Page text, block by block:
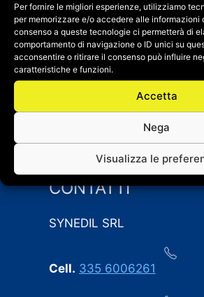
Per fornire le migliori esperienze, utilizziamo
per memorizzare e/o accedere alle informazioni
consenso a queste tecnologie ci permetterà di
comportamento di navigazione o ID unici su
acconsentire o ritirare il consenso può influire
caratteristiche e funzioni.
Accetta
Nega
Visualizza le
web
Salva il mio nome, email e
browser per la prossima
commento.
CONTATTI
SYNEDIL SRL
Cell. 335 6006261